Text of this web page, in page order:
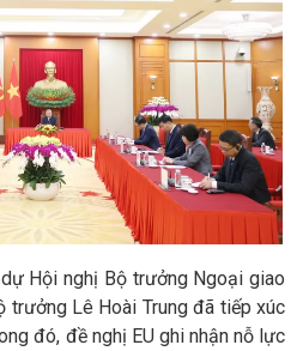
Hội nghị Bộ trưởng Ngoại giao
trưởng Lê Hoài Trung đã tiếp xúc
đó, đề nghị EU ghi nhận nỗ lực